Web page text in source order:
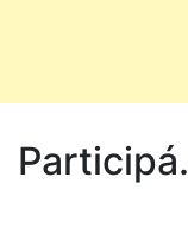
Participá.